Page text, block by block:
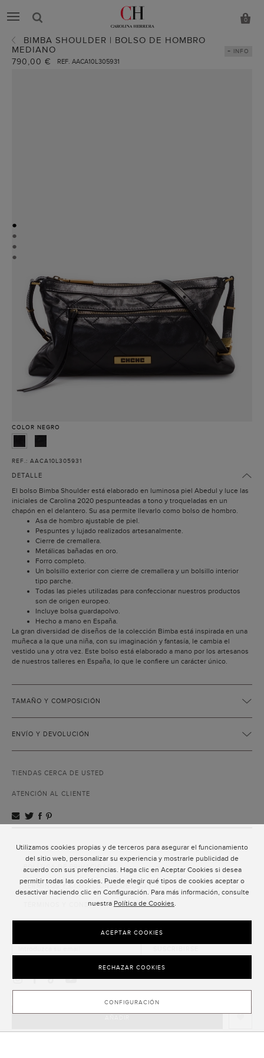
Utilizamos cookies propias y de terceros para asegurar el funcionamiento
del sitio web, personalizar su experiencia y mostrarle publicidad de
acuerdo con sus preferencias. Haga clic en Aceptar Cookies si desea
permitir todas las cookies. Puede elegir qué tipos de cookies aceptar o
desactivar haciendo clic en Configuración. Para más información, consulte
nuestra Política de Cookies.
CONFIGURACIÓN
RECHAZAR COOKIES
ACEPTAR COOKIES
0
BIMBA SHOULDER | BOLSO DE HOMBRO
MEDIANO
790,00 € REF. AACA10L305931
+ INFO
●
●
●
●
COLOR NEGRO
REF.: AACA10L305931
DETALLE
El bolso Bimba Shoulder está elaborado en luminosa piel Abedul y luce las
iniciales de Carolina 2020 pespunteadas a tono y troqueladas en un
chapón en el delantero. Su asa permite llevarlo como bolso de hombro.
Asa de hombro ajustable de piel.
Pespuntes y lujado realizados artesanalmente.
Cierre de cremallera.
Metálicas bañadas en oro.
Forro completo.
Un bolsillo exterior con cierre de cremallera y un bolsillo interior
tipo parche.
Todas las pieles utilizadas para confeccionar nuestros productos
son de origen europeo.
Incluye bolsa guardapolvo.
Hecho a mano en España.
La gran diversidad de diseños de la colección Bimba está inspirada en una
muñeca a la que una niña, con su imaginación y fantasía, le cambia el
vestido una y otra vez. Este bolso está elaborado a mano por los artesanos
de nuestros talleres en España, lo que le confiere un carácter único.
TAMAÑO Y COMPOSICIÓN
ENVÍO Y DEVOLUCIÓN
TIENDAS CERCA DE USTED
ATENCIÓN AL CLIENTE
ATENCIÓN AL CLIENTE
POLÍTICA DE PRIVACIDAD
TÉRMINOS Y CONDICIONES DE USO
TÉRMINOS Y CONDICIONES DE VENTA
SUSCRIPCIÓN AL NEWSLETTER